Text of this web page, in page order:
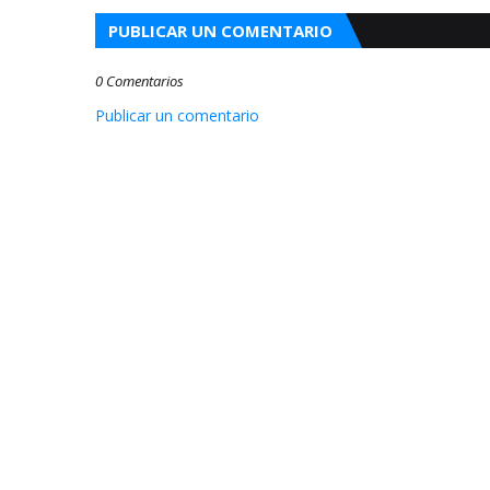
PUBLICAR UN COMENTARIO
0 Comentarios
Publicar un comentario